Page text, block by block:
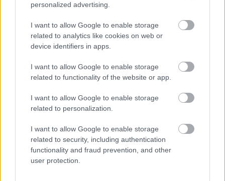
personalized advertising.
I want to allow Google to enable storage
related to analytics like cookies on web or
device identifiers in apps.
I want to allow Google to enable storage
related to functionality of the website or app.
I want to allow Google to enable storage
related to personalization.
I want to allow Google to enable storage
related to security, including authentication
functionality and fraud prevention, and other
user protection.
Πού πάνε τελικά οι κάλτσες που χάνονται στο
πλυντήριο;